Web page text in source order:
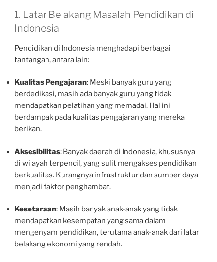
1. Latar Belakang Masalah Pendidikan di
Indonesia
Pendidikan di Indonesia menghadapi berbagai
tantangan, antara lain:
Kualitas Pengajaran: Meski banyak guru yang
berdedikasi, masih ada banyak guru yang tidak
mendapatkan pelatihan yang memadai. Hal ini
berdampak pada kualitas pengajaran yang mereka
berikan.
Aksesibilitas: Banyak daerah di Indonesia, khususnya
di wilayah terpencil, yang sulit mengakses pendidikan
berkualitas. Kurangnya infrastruktur dan sumber daya
menjadi faktor penghambat.
Kesetaraan: Masih banyak anak-anak yang tidak
mendapatkan kesempatan yang sama dalam
mengenyam pendidikan, terutama anak-anak dari latar
belakang ekonomi yang rendah.